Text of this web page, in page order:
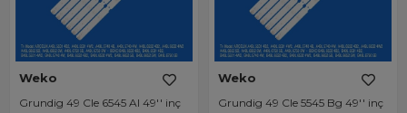
Weko
Grundig 49 Cle 6545 Al 49'' inç
Weko
Grundig 49 Cle 5545 Bg 49'' inç